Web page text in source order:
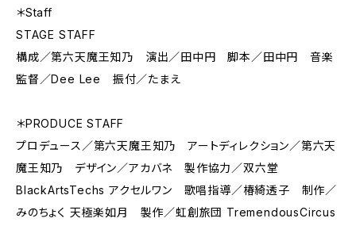
＊Staff
STAGE STAFF
構成／第六天魔王知乃 演出／田中円 脚本／田中円 音楽
監督／Dee Lee 振付／たまえ
＊PRODUCE STAFF
プロデュース／第六天魔王知乃 アートディレクション／第六天
魔王知乃 デザイン／アカバネ 製作協力／双六堂
BlackArtsTechs アクセルワン 歌唱指導／椿綺透子 制作／
みのちょく 天極楽如月 製作／虹創旅団 TremendousCircus